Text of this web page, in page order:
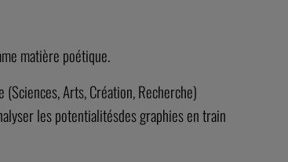
matière poétique.
Arts, Création, Recherche)
les potentialitésdes graphies en train